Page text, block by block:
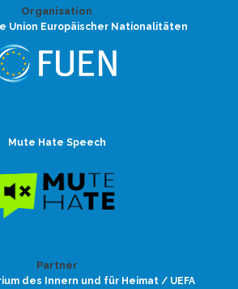
Organisation
Union Europäischer Nationalitäten
Mute Hate Speech
Partner
des Innern und für Heimat / UEFA